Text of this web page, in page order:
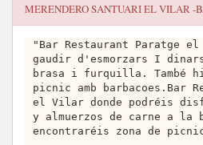
MERENDERO SANTUARI EL VILAR -
"Bar Restaurant Paratge
gaudir d'esmorzars I
brasa i furquilla. També
picnic amb barbacoes.Bar
el Vilar donde podréis
y almuerzos de carne a la
encontraréis zona de